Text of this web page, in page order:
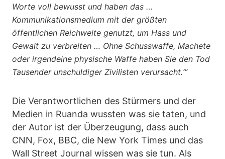
Worte voll bewusst und haben das …
Kommunikationsmedium mit der größten
öffentlichen Reichweite genutzt, um Hass und
Gewalt zu verbreiten … Ohne Schusswaffe, Machete
oder irgendeine physische Waffe haben Sie den Tod
Tausender unschuldiger Zivilisten verursacht.‘“
Die Verantwortlichen des Stürmers und der
Medien in Ruanda wussten was sie taten, und
der Autor ist der Überzeugung, dass auch
CNN, Fox, BBC, die New York Times und das
Wall Street Journal wissen was sie tun. Als